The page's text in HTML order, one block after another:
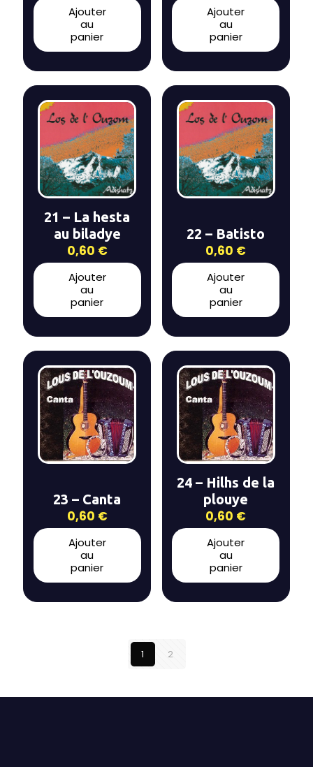
Ajouter
au
panier
Ajouter
au
panier
21 – La hesta
au biladye
0,60 €
Ajouter
au
panier
22 – Batisto
0,60 €
Ajouter
au
panier
23 – Canta
0,60 €
Ajouter
au
panier
24 – Hilhs de la
plouye
0,60 €
Ajouter
au
panier
1 2